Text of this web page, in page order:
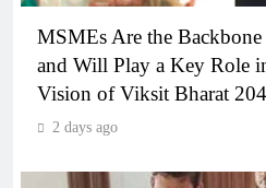
MSMEs Are the
and Will Play a Key Role
Vision of Viksit Bharat
2 days ago